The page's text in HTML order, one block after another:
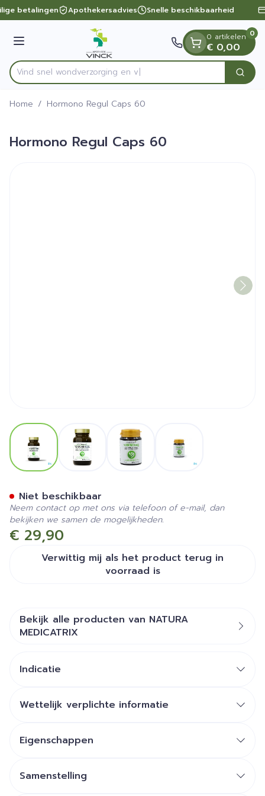
Ga naar de inhoud
1 van 1
betalingen Apothekersadvies Snelle beschikbaarheid
Menu
Product, merk, categorie...
Vind snel wondverzorg Zoek
0 artikelen
€ 0,00
0
Home / Hormono Regul Caps 60
Hormono Regul Caps 60
View larger imageView larger imageView larger image
€ 29,90
Verwittig mij als het product terug in
voorraad is
Niet beschikbaar
Neem contact op met ons via telefoon of e-mail, dan
bekijken we samen de mogelijkheden.
Bekijk alle producten van NATURA
MEDICATRIX
Indicatie
Wettelijk verplichte informatie
Eigenschappen
Intolerantie
Samenstelling